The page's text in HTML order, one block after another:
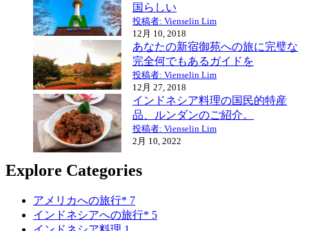
国らしい
投稿者: Vienselin Lim
12月 10, 2018
あなたの新宿御苑への旅に完璧な
完全何でもあるガイドを
投稿者: Vienselin Lim
12月 27, 2018
インドネシア料理の国民的特産
品、ルンダンのご紹介。
投稿者: Vienselin Lim
2月 10, 2022
Explore Categories
アメリカへの旅行* 7
インドネシアへの旅行* 5